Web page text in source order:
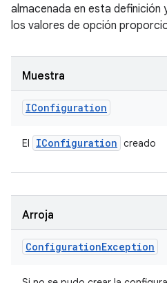
almacenada en esta definición
los valores de opción
Muestra
IConfiguration
El IConfiguration creado
Arroja
ConfigurationException